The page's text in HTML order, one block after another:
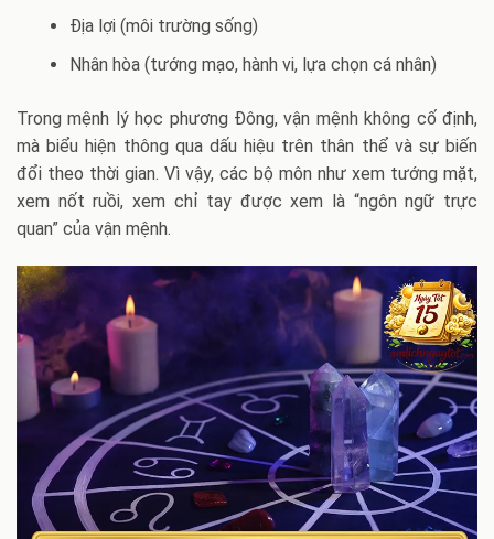
Địa lợi (môi trường sống)
Nhân hòa (tướng mạo, hành vi, lựa chọn cá nhân)
Trong mệnh lý học phương Đông, vận mệnh không cố định,
mà biểu hiện thông qua dấu hiệu trên thân thể và sự biến
đổi theo thời gian. Vì vậy, các bộ môn như xem tướng mặt,
xem nốt ruồi, xem chỉ tay được xem là “ngôn ngữ trực
quan” của vận mệnh.